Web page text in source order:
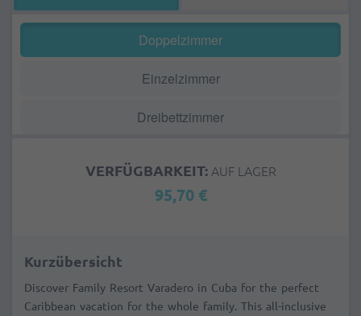
Doppelzimmer
Einzelzimmer
Dreibettzimmer
VERFÜGBARKEIT:AUF LAGER
95,70 €
Kurzübersicht
Discover Family Resort Varadero in Cuba for the perfect
Caribbean vacation for the whole family. This all-inclusive